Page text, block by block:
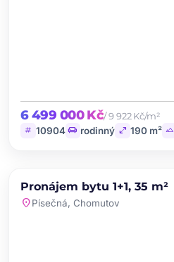
6 499 000 Kč/ 9 922 Kč/m²
tag 10904 chair rodinný open_in_full 190 m² landscape
PRONÁJEM
Pronájem bytu 1+1, 35 m²
location_onPísečná, Chomutov